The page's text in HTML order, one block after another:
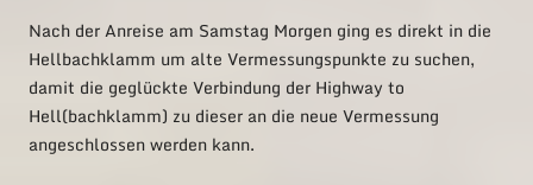
Nach der Anreise am Samstag Morgen ging es direkt in die
Hellbachklamm um alte Vermessungspunkte zu suchen,
damit die geglückte Verbindung der Highway to
Hell(bachklamm) zu dieser an die neue Vermessung
angeschlossen werden kann.